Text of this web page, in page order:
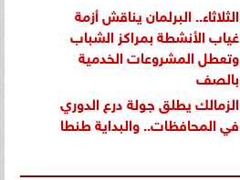
الثلاثاء.. البرلمان يناقش أزمة
غياب الأنشطة بمراكز الشباب
وتعطل المشروعات الخدمية
بالصف
الزمالك يطلق جولة درع الدوري
في المحافظات.. والبداية طنطا